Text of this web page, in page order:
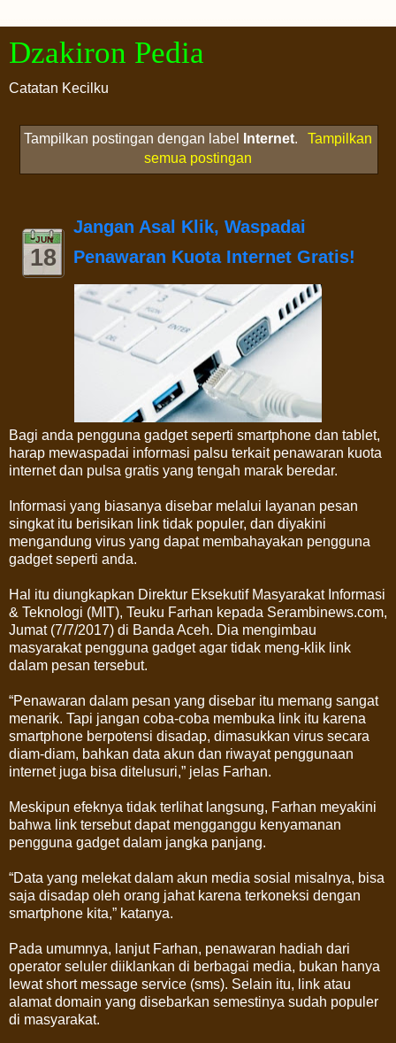
Dzakiron Pedia
Catatan Kecilku
Tampilkan postingan dengan label Internet.
Tampilkan
semua postingan
JUN
18
Jangan Asal Klik, Waspadai
Penawaran Kuota Internet Gratis!
Bagi anda pengguna gadget seperti smartphone dan tablet,
harap mewaspadai informasi palsu terkait penawaran kuota
internet dan pulsa gratis yang tengah marak beredar.
Informasi yang biasanya disebar melalui layanan pesan
singkat itu berisikan link tidak populer, dan diyakini
mengandung virus yang dapat membahayakan pengguna
gadget seperti anda.
Hal itu diungkapkan Direktur Eksekutif Masyarakat Informasi
& Teknologi (MIT), Teuku Farhan kepada Serambinews.com,
Jumat (7/7/2017) di Banda Aceh. Dia mengimbau
masyarakat pengguna gadget agar tidak meng-klik link
dalam pesan tersebut.
“Penawaran dalam pesan yang disebar itu memang sangat
menarik. Tapi jangan coba-coba membuka link itu karena
smartphone berpotensi disadap, dimasukkan virus secara
diam-diam, bahkan data akun dan riwayat penggunaan
internet juga bisa ditelusuri,” jelas Farhan.
Meskipun efeknya tidak terlihat langsung, Farhan meyakini
bahwa link tersebut dapat mengganggu kenyamanan
pengguna gadget dalam jangka panjang.
“Data yang melekat dalam akun media sosial misalnya, bisa
saja disadap oleh orang jahat karena terkoneksi dengan
smartphone kita,” katanya.
Pada umumnya, lanjut Farhan, penawaran hadiah dari
operator seluler diiklankan di berbagai media, bukan hanya
lewat short message service (sms). Selain itu, link atau
alamat domain yang disebarkan semestinya sudah populer
di masyarakat.